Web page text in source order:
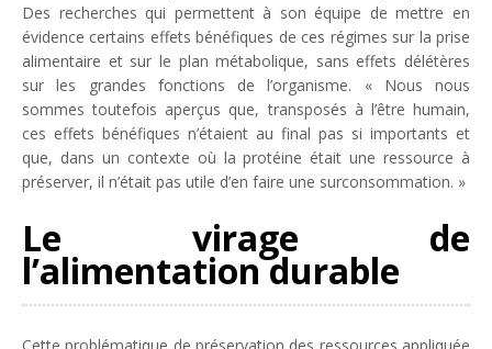
Des recherches qui permettent à son équipe de mettre en
évidence certains effets bénéfiques de ces régimes sur la prise
alimentaire et sur le plan métabolique, sans effets délétères
sur les grandes fonctions de l’organisme. « Nous nous
sommes toutefois aperçus que, transposés à l’être humain,
ces effets bénéfiques n’étaient au final pas si importants et
que, dans un contexte où la protéine était une ressource à
préserver, il n’était pas utile d’en faire une surconsommation. »
Le virage de
l’alimentation durable
Cette problématique de préservation des ressources appliquée